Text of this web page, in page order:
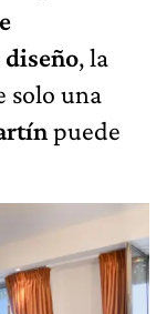
diseño, la
solo una
puede